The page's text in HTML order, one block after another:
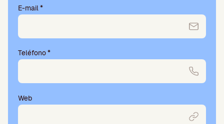
E-mail *
Teléfono*
Web